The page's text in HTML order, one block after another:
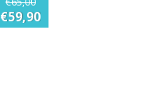
€59,90